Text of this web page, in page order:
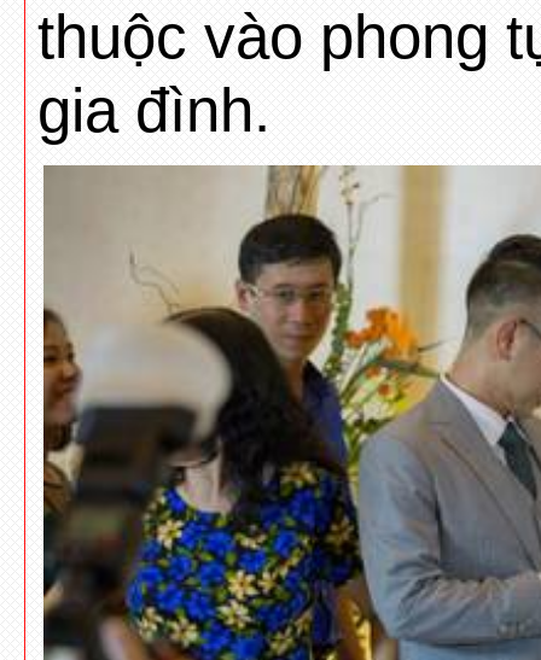
thuộc vào phong
gia đình.